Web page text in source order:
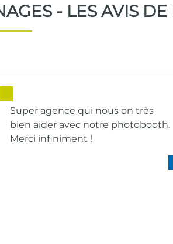
- LES AVIS DE
Super agence qui nous on très
bien aider avec notre photobooth.
Merci infiniment !